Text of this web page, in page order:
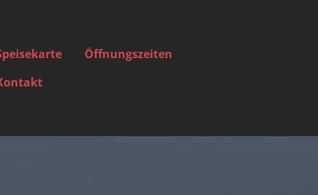
Öffnungszeiten